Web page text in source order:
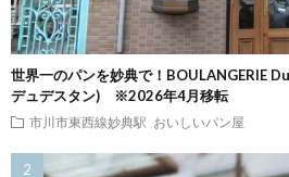
世界一のパンを妙典で！BOULANGERIE
デュデスタン) ※2026年4月移転
市川市東西線妙典駅 おいしいパン屋